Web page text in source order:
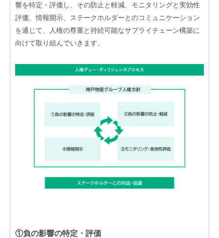
響を特定・評価し、その防止と軽減、モニタリングと実効性
評価、情報開示、ステークホルダーとのコミュニケーション
を通じて、人権の尊重と持続可能なサプライチェーン構築に
向けて取り組んでいきます。
①負の影響の特定・評価